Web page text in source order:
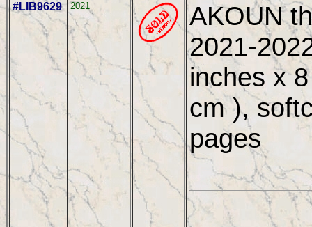
#LIB9629 2021
AKOUN
2021-
inches x
cm ),
pages